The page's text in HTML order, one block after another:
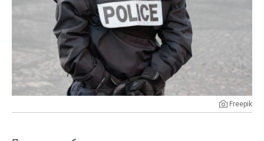
Freepik